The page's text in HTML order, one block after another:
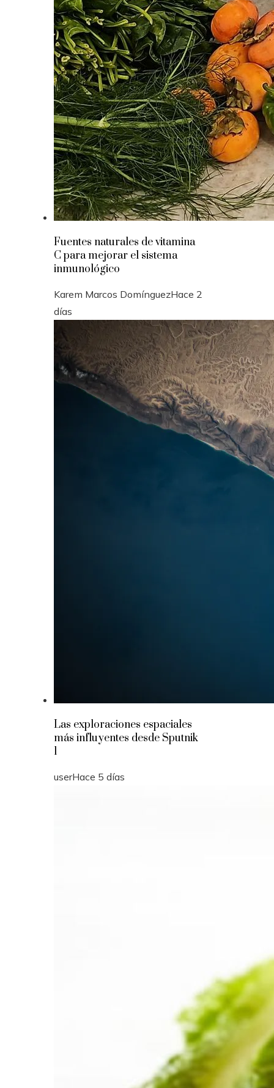
Fuentes naturales de vitamina
C para mejorar el sistema
inmunológico
Karem Marcos DomínguezHace 2
días
Las exploraciones espaciales
más influyentes desde Sputnik
1
userHace 5 días